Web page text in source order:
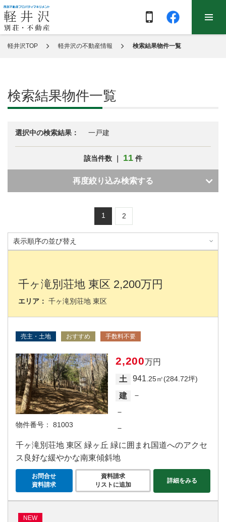
軽井沢TOP 軽井沢の不動産情報 検索結果物件一覧
検索結果物件一覧
選択中の検索結果： 一戸建
該当件数 ｜ 11 件
再度絞り込み検索する
1 2
千ヶ滝別荘地 東区 2,200万円
エリア： 千ヶ滝別荘地 東区
売主・土地 おすすめ 手数料不要
物件番号： 81003
2,200万円
土
941 .25㎡(284.72坪)
建
－
－
－
千ヶ滝別荘地 東区 緑ヶ丘 緑に囲まれ国道へのアクセ
ス良好な緩やかな南東傾斜地
お問合せ
資料請求
資料請求
リストに追加
詳細をみる
NEW